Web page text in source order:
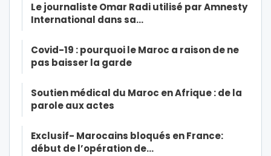
Le journaliste Omar Radi utilisé par Amnesty
International dans sa…
Covid-19 : pourquoi le Maroc a raison de ne
pas baisser la garde
Soutien médical du Maroc en Afrique : de la
parole aux actes
Exclusif- Marocains bloqués en France:
début de l’opération de…